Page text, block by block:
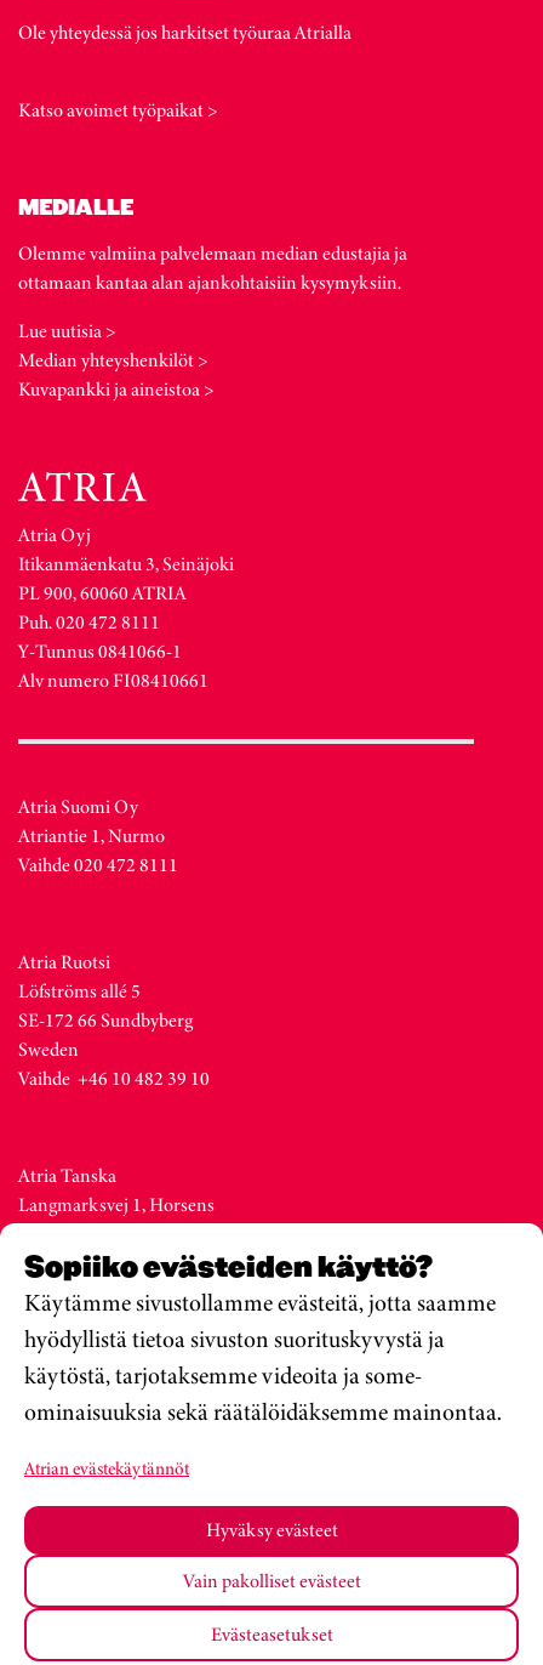
Sopiiko evästeiden käyttö?
Käytämme sivustollamme evästeitä, jotta saamme
hyödyllistä tietoa sivuston suorituskyvystä ja
käytöstä, tarjotaksemme videoita ja some-
ominaisuuksia sekä räätälöidäksemme mainontaa.
Atrian evästekäytännöt
Hyväksy evästeet
Vain pakolliset evästeet
Evästeasetukset
Ole yhteydessä jos harkitset työuraa Atrialla
Katso avoimet työpaikat >
MEDIALLE
Olemme valmiina palvelemaan median edustajia ja
ottamaan kantaa alan ajankohtaisiin kysymyksiin.
Lue uutisia >
Median yhteyshenkilöt >
Kuvapankki ja aineistoa >
Atria Oyj
Itikanmäenkatu 3, Seinäjoki
PL 900, 60060 ATRIA
Puh. 020 472 8111
Y-Tunnus 0841066-1
Alv numero FI08410661
Atria Suomi Oy
Atriantie 1, Nurmo
Vaihde 020 472 8111
Atria Ruotsi
Löfströms allé 5
SE-172 66 Sundbyberg
Sweden
Vaihde +46 10 482 39 10
Atria Tanska
Langmarksvej 1, Horsens
Denmark
Vaihde +45 76 28 25 00
Atria Viro
Metsa str. 19, Valga
Estonia
Vaihde +372 76 79 900
Atria Oyj KoulumateriaalitTietosuojakäytäntö
Muuta Evästeasetuksiasi